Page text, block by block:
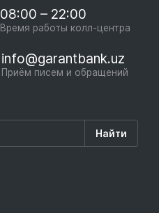
08:00 – 22:00
Время работы колл-центра
info@garantbank.uz
Приём писем и обращений
Найти